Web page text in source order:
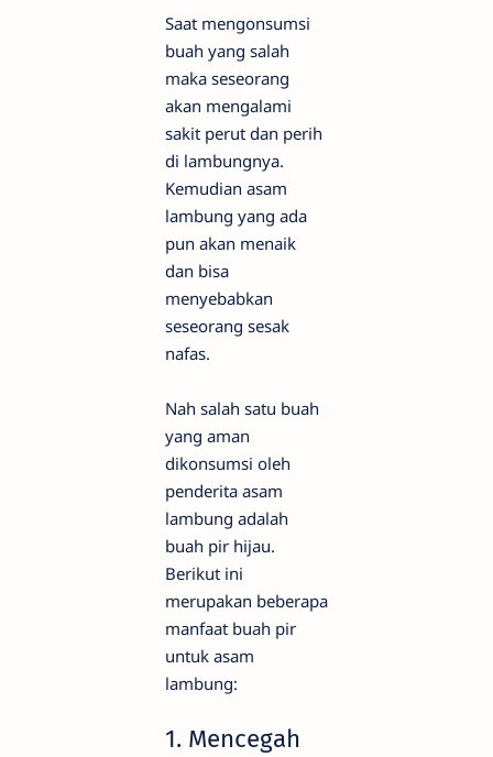
Saat mengonsumsi
buah yang salah
maka seseorang
akan mengalami
sakit perut dan perih
di lambungnya.
Kemudian asam
lambung yang ada
pun akan menaik
dan bisa
menyebabkan
seseorang sesak
nafas.
Nah salah satu buah
yang aman
dikonsumsi oleh
penderita asam
lambung adalah
buah pir hijau.
Berikut ini
merupakan beberapa
manfaat buah pir
untuk asam
lambung:
1. Mencegah